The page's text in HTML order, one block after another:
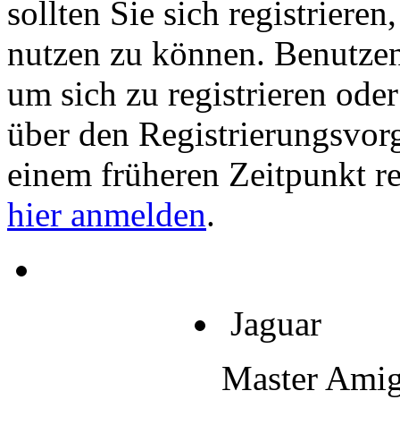
sollten Sie sich
nutzen zu können.
um sich zu registrieren
über den
einem früheren Zeitpunkt
hier anmelden.
Jaguar
Master